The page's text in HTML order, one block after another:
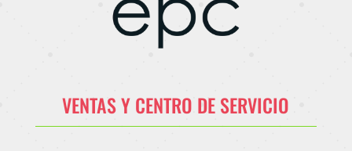
VENTAS Y CENTRO DE SERVICIO